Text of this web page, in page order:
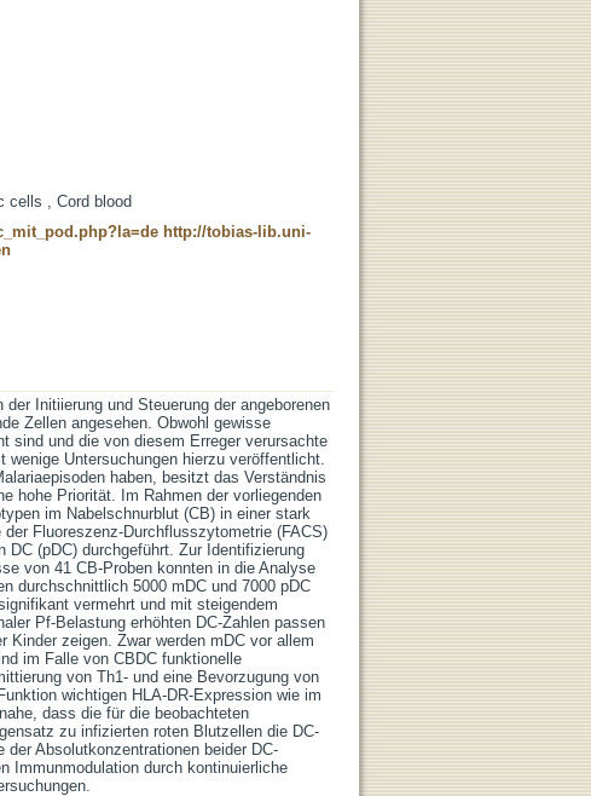
cells , Cord blood
http://tobias-lib.uni-
Initiierung und Steuerung der angeborenen
Zellen angesehen. Obwohl gewisse
sind und die von diesem Erreger verursachte
Untersuchungen hierzu veröffentlicht.
haben, besitzt das Verständnis
hohe Priorität. Im Rahmen der vorliegenden
im Nabelschnurblut (CB) in einer stark
Fluoreszenz-Durchflusszytometrie (FACS)
DC (pDC) durchgeführt. Zur Identifizierung
von 41 CB-Proben konnten in die Analyse
durchschnittlich 5000 mDC und 7000 pDC
vermehrt und mit steigendem
Pf-Belastung erhöhten DC-Zahlen passen
zeigen. Zwar werden mDC vor allem
im Falle von CBDC funktionelle
von Th1- und eine Bevorzugung von
wichtigen HLA-DR-Expression wie im
dass die für die beobachteten
zu infizierten roten Blutzellen die DC-
Absolutkonzentrationen beider DC-
Immunmodulation durch kontinuierliche